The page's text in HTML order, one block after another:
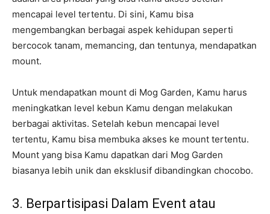
mencapai level tertentu. Di sini, Kamu bisa
mengembangkan berbagai aspek kehidupan seperti
bercocok tanam, memancing, dan tentunya, mendapatkan
mount.
Untuk mendapatkan mount di Mog Garden, Kamu harus
meningkatkan level kebun Kamu dengan melakukan
berbagai aktivitas. Setelah kebun mencapai level
tertentu, Kamu bisa membuka akses ke mount tertentu.
Mount yang bisa Kamu dapatkan dari Mog Garden
biasanya lebih unik dan eksklusif dibandingkan chocobo.
3. Berpartisipasi Dalam Event atau